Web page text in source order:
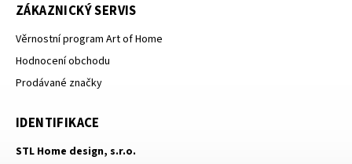
ZÁKAZNICKÝ SERVIS
Věrnostní program Art of Home
Hodnocení obchodu
Prodávané značky
IDENTIFIKACE
STL Home design, s.r.o.